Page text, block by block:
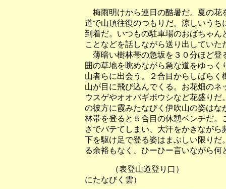
梅雨明けから連日の酷暑だ。夏の花
道で山頂往復のつもりだ。涼しいう
到着だ。いつもの駐車場のおばちゃ
ことなどを話しながら送り出していた
薄暗い樹林帯の急坂を３０分ほど登
囲の草地を眺めながら急な道をゆっ
山者らに出会う。２合目からしばら
山が目に飛び込んでくる。お花畑の
ウスゲやオオバギボウシなど花盛り
の彼方に霞みたなびく伊吹山の姿は
林帯を登ると５合目の休憩ベンチだ
さでバテてしまい、大汗をかきなが
下を駆け足で登る姿はまぶしい限り
る余裕もなく、ひーひー言いながら何
（表登山道登り口） （
にたなびく雲）